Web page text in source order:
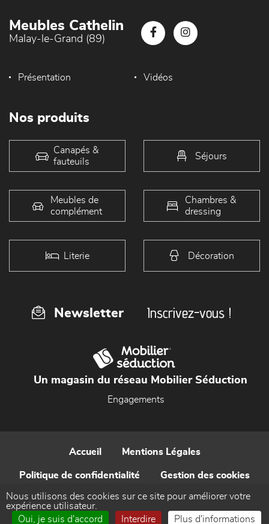
Meubles Cathelin
Malay-le-Grand (89)
Présentation Vidéos
Nos produits
Canapés &
fauteuils
Séjours
Meubles de
complément
Chambres &
dressing
Literie Décoration
Newsletter Inscrivez-vous !
Un magasin du réseau Mobilier Séduction
Engagements
Accueil Mentions Légales
Politique de confidentialité Gestion des cookies
Contact
Nous utilisons des cookies sur ce site pour améliorer votre
expérience utilisateur.
Oui, je suis d'accord
Interdire Plus d'informations